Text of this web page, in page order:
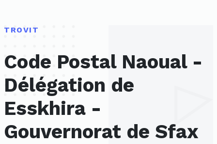
TROVIT
Code Postal Naoual -
Délégation de
Esskhira -
Gouvernorat de Sfax